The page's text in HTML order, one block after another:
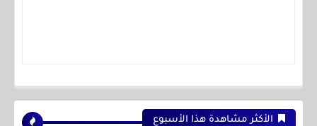
الأكثر مشاهدة هذا الأسبوع